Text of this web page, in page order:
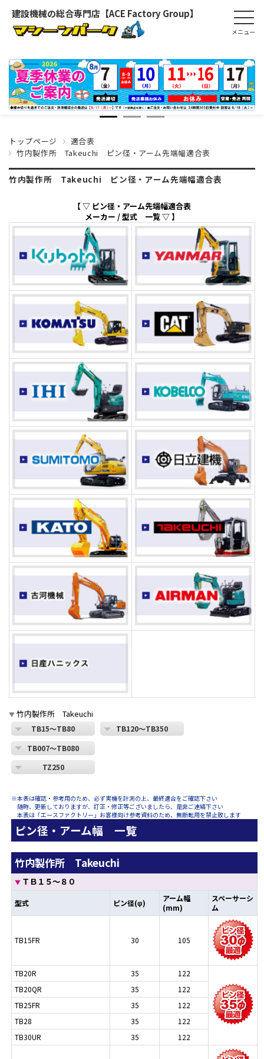
建設機械の総合専門店【ACE Factory Group】
トップページ
適合表
竹内製作所 Takeuchi ピン径・アーム先端幅適合表
竹内製作所 Takeuchi ピン径・アーム先端幅適合表
【 ▽ ピン径・アーム先端幅適合表
メーカー / 型式 一覧 ▽ 】
▼ 竹内製作所 Takeuchi
TB15～TB80
TB120～TB350
TB007～TB080
TZ250
※本表は確認・参考用のため、必ず実機を計測の上、最終適合をご確認下さい
随時、更新しておりますが、訂正・修正等ございましたら、是非ご連絡下さい
本表は「エースファクトリー」お客様向け参考資料のため、無断転用を禁止致します
ピン径・アーム幅 一覧
竹内製作所 Takeuchi
▼ ＴＢ１５～８０
型式 ピン径(φ)
アーム幅
(mm)
スペーサーシ
ム
TB15FR 30 105
TB20R 35
122
TB20QR
35
122
TB25FR
35
122
TB28
35
122
TB30UR
35 122